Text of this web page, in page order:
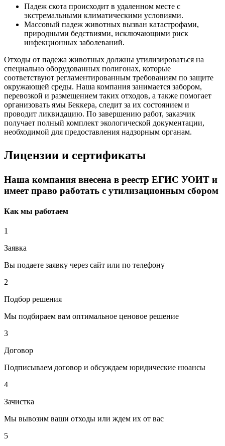
Падеж скота происходит в удаленном месте с
экстремальными климатическими условиями.
Массовый падеж животных вызван катастрофами,
природными бедствиями, исключающими риск
инфекционных заболеваний.
Отходы от падежа животных должны утилизироваться на
специально оборудованных полигонах, которые
соответствуют регламентированным требованиям по защите
окружающей среды. Наша компания занимается забором,
перевозкой и размещением таких отходов, а также помогает
организовать ямы Беккера, следит за их состоянием и
проводит ликвидацию. По завершению работ, заказчик
получает полный комплект экологической документации,
необходимой для предоставления надзорным органам.
Лицензии и сертификаты
Наша компания внесена в реестр ЕГИС УОИТ и
имеет право работать с утилизационным сбором
Как мы работаем
1
Заявка
Вы подаете заявку через сайт или по телефону
2
Подбор решения
Мы подбираем вам оптимальное ценовое решение
3
Договор
Подписываем договор и обсуждаем юридические нюансы
4
Зачистка
Мы вывозим ваши отходы или ждем их от вас
5